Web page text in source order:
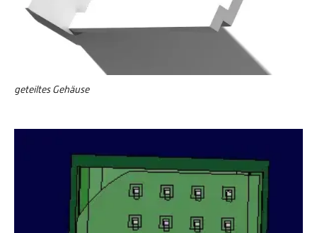
geteiltes Gehäuse